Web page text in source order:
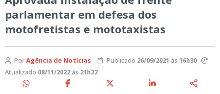
parlamentar em defesa dos
motofretistas e mototaxistas
PorAgência de Notícias Publicado 26/09/2021 às 16h30
Atualizado 08/11/2022 às 21h22